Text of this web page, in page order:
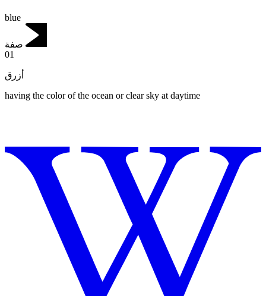
blue
صفة
01
أزرق
having the color of the ocean or clear sky at daytime